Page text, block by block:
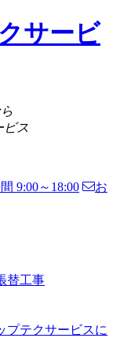
ビス
9:00～18:00
お
替工事
プテクサービスに